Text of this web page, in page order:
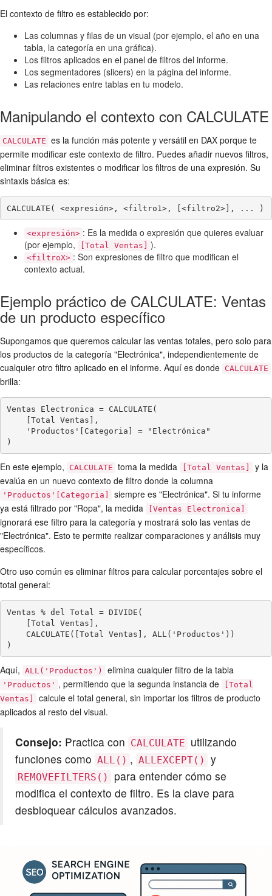
El contexto de filtro es establecido por:
Las columnas y filas de un visual (por ejemplo, el año en una
tabla, la categoría en una gráfica).
Los filtros aplicados en el panel de filtros del informe.
Los segmentadores (slicers) en la página del informe.
Las relaciones entre tablas en tu modelo.
Manipulando el contexto con CALCULATE
CALCULATE es la función más potente y versátil en DAX porque te
permite modificar este contexto de filtro. Puedes añadir nuevos filtros,
eliminar filtros existentes o modificar los filtros de una expresión. Su
sintaxis básica es:
CALCULATE( <expresión>, <filtro1>, [<filtro2>], ... )
<expresión> : Es la medida o expresión que quieres evaluar
(por ejemplo,
[Total Ventas] ).
<filtroX> : Son expresiones de filtro que modifican el
contexto actual.
Ejemplo práctico de CALCULATE: Ventas
de un producto específico
Supongamos que queremos calcular las ventas totales, pero solo para
los productos de la categoría "Electrónica", independientemente de
cualquier otro filtro aplicado en el informe. Aquí es donde CALCULATE
brilla:
Ventas Electronica = CALCULATE(
)
En este ejemplo, CALCULATE toma la medida [Total Ventas]
y la
evalúa en un nuevo contexto de filtro donde la columna
'Productos'[Categoria]
siempre es "Electrónica". Si tu informe
ya está filtrado por "Ropa", la medida
[Ventas Electronica]
ignorará ese filtro para la categoría y mostrará solo las ventas de
"Electrónica". Esto te permite realizar comparaciones y análisis muy
específicos.
Otro uso común es eliminar filtros para calcular porcentajes sobre el
total general:
Ventas % del Total = DIVIDE(
)
Aquí, ALL('Productos') elimina cualquier filtro de la tabla
'Productos' , permitiendo que la segunda instancia de
[Total
Ventas]
calcule el total general, sin importar los filtros de producto
aplicados al resto del visual.
Consejo: Practica con CALCULATE utilizando
funciones como ALL() , ALLEXCEPT() y
REMOVEFILTERS()
para entender cómo se
modifica el contexto de filtro. Es la clave para
desbloquear cálculos avanzados.